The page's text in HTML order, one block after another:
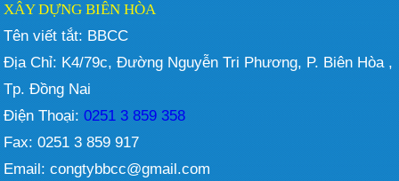
XÂY DỰNG BIÊN HÒA
Tên viết tắt: BBCC
Địa Chỉ: K4/79c, Đường Nguyễn Tri Phương, P. Biên Hòa ,
Tp. Đồng Nai
Điện Thoại: 0251 3 859 358
Fax: 0251 3 859 917
Email: congtybbcc@gmail.com